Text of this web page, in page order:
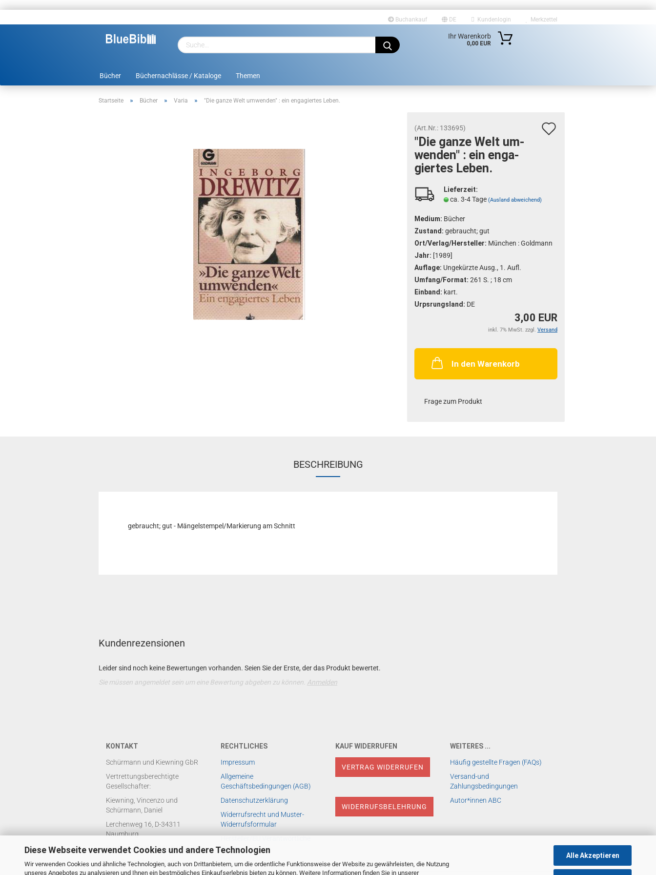
Diese Webseite verwendet Cookies und andere Technologien
Wir verwenden Cookies und ähnliche Technologien, auch von Drittanbietern, um die ordentliche Funktionsweise der Website zu gewährleisten, die Nutzung
unseres Angebotes zu analysieren und Ihnen ein bestmögliches Einkaufserlebnis bieten zu können. Weitere Informationen finden Sie in unserer
Alle Akzeptieren
Buchankauf DE Kundenlogin
Konto erstellen
Passwort vergessen?
Merkzettel
Ihr Warenkorb
0,00 EUR
Bücher Büchernachlässe / Kataloge Themen
Startseite » Bücher » Varia » "Die ganze Welt umwenden" : ein engagiertes Leben.
(Art.Nr.: 133695)
"Die ganze Welt um­
wen­den" : ein en­ga­
gier­tes Leben.
Lieferzeit:
ca. 3-4 Tage (Ausland abweichend)
Medium: Bücher
Zustand: gebraucht; gut
Ort/Verlag/Hersteller: München : Goldmann
Jahr: [1989]
Auflage: Ungekürzte Ausg., 1. Aufl.
Umfang/Format: 261 S. ; 18 cm
Einband: kart.
Urpsrungsland: DE
3,00 EUR
inkl. 7% MwSt. zzgl. Versand
In den Warenkorb
Frage zum Produkt
BESCHREIBUNG
gebraucht; gut - Mängelstempel/Markierung am Schnitt
Kundenrezensionen
Leider sind noch keine Bewertungen vorhanden. Seien Sie der Erste, der das Produkt bewertet.
Sie müssen angemeldet sein um eine Bewertung abgeben zu können. Anmelden
KONTAKT
Schürmann und Kiewning GbR
Vertrettungsberechtigte
Gesellschafter:
Kiewning, Vincenzo und
Schürmann, Daniel
Lerchenweg 16, D-34311
Naumburg
Telefon: +49 (0) 5625 8429688
E-Mail: mail@bluebib.de
RECHTLICHES
Impressum
Allgemeine
Geschäftsbedingungen (AGB)
Datenschutzerklärung
Widerrufsrecht und Muster-
Widerrufsformular
Person
KAUF WIDERRUFEN
VERTRAG WIDERRUFEN
WIDERRUFSBELEHRUNG
WEITERES ...
Häufig gestellte Fragen (FAQs)
Versand-und
Zahlungsbedingungen
Autor*innen ABC